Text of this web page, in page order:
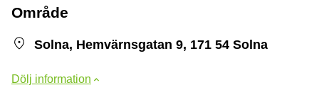
Område
Solna, Hemvärnsgatan 9, 171 54 Solna
Dölj information